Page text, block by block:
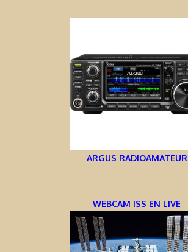
ARGUS RADIOAMATEUR
WEBCAM ISS EN LIVE